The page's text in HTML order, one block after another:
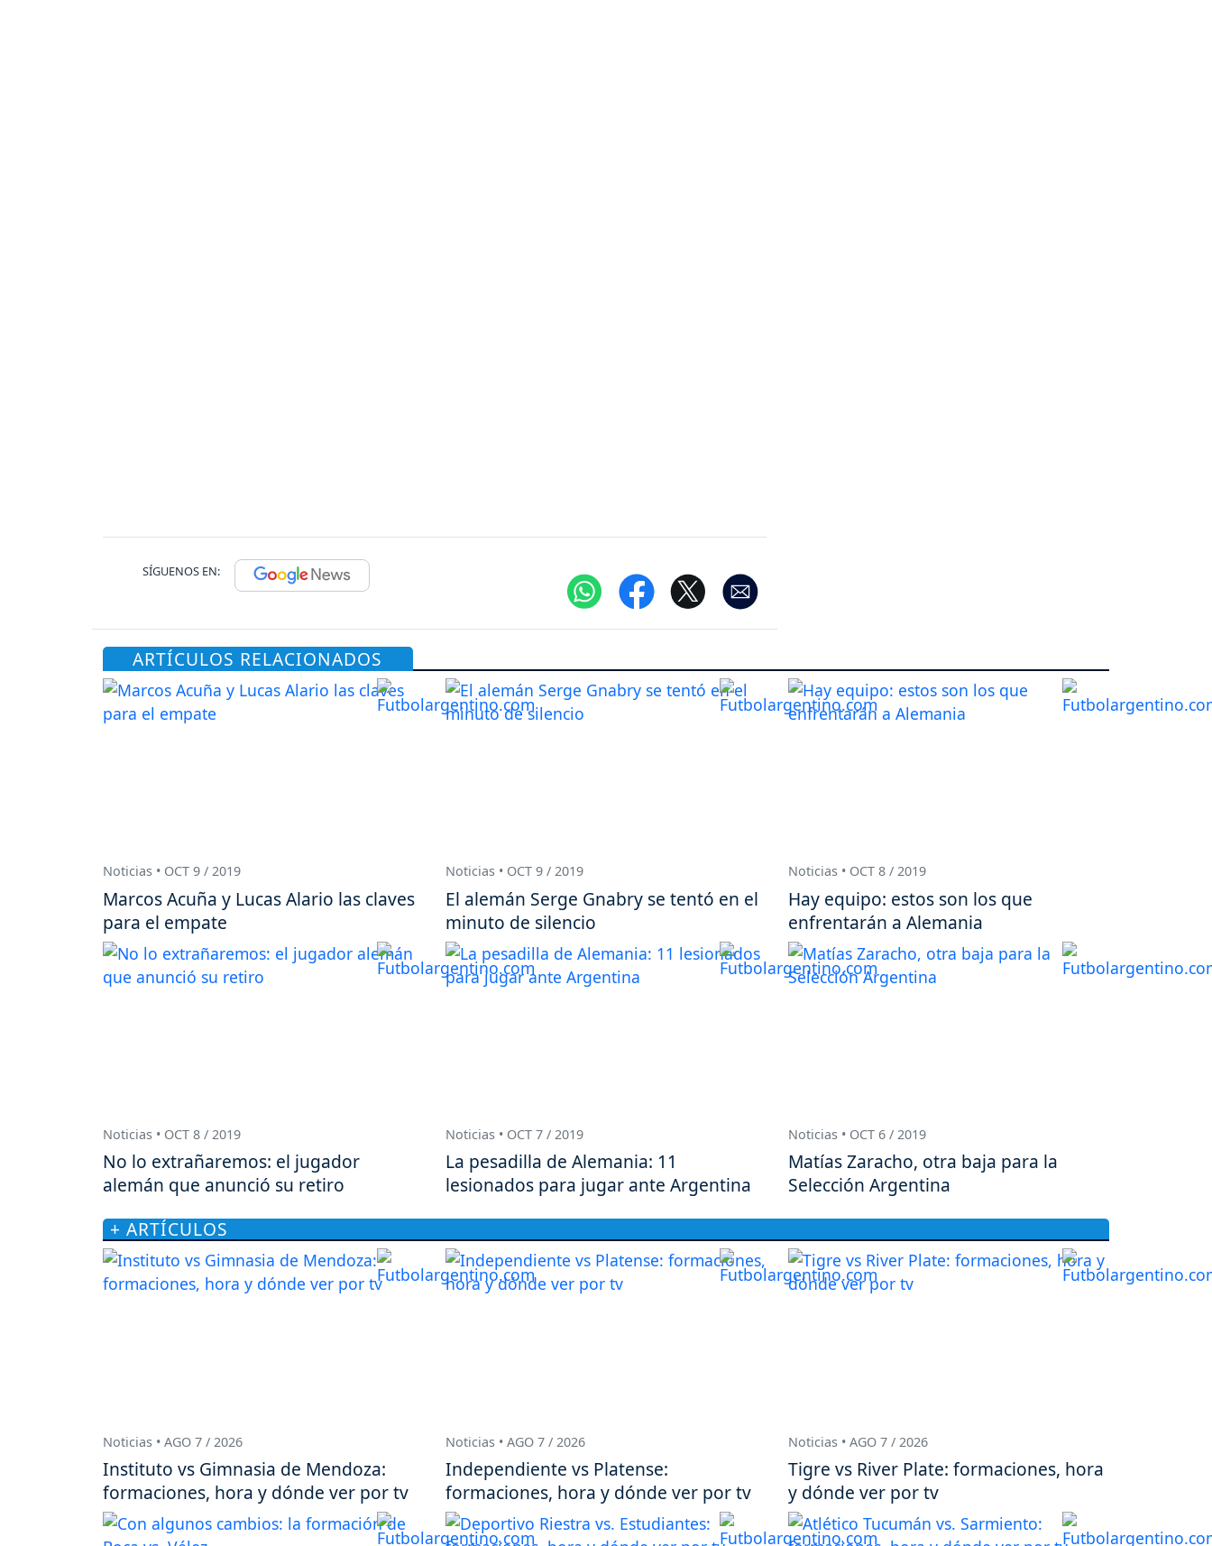
SÍGUENOS EN:
ARTÍCULOS RELACIONADOS
Noticias • OCT 9 / 2019
Marcos Acuña y Lucas Alario las claves
para el empate
Noticias • OCT 9 / 2019
El alemán Serge Gnabry se tentó en el
minuto de silencio
Noticias • OCT 8 / 2019
Hay equipo: estos son los que
enfrentarán a Alemania
Noticias • OCT 8 / 2019
No lo extrañaremos: el jugador
alemán que anunció su retiro
Noticias • OCT 7 / 2019
La pesadilla de Alemania: 11
lesionados para jugar ante Argentina
Noticias • OCT 6 / 2019
Matías Zaracho, otra baja para la
Selección Argentina
+ ARTÍCULOS
Noticias • AGO 7 / 2026
Instituto vs Gimnasia de Mendoza:
formaciones, hora y dónde ver por tv
Noticias • AGO 7 / 2026
Independiente vs Platense:
formaciones, hora y dónde ver por tv
Noticias • AGO 7 / 2026
Tigre vs River Plate: formaciones, hora
y dónde ver por tv